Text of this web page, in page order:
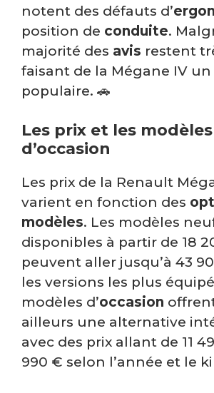
notent des défauts d’
position de conduite.
majorité des avis restent
faisant de la Mégane IV
populaire. 🚗
Les prix et les modèles
d’occasion
Les prix de la Renault
varient en fonction des
modèles. Les modèles
disponibles à partir de 18
peuvent aller jusqu’à 43
les versions les plus
modèles d’occasion
ailleurs une alternative
avec des prix allant de 11
990 € selon l’année et le